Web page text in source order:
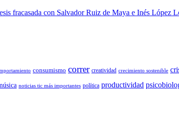
fracasada con Salvador Ruiz de Maya e Inés López
consumismo correr creatividad crecimiento sostenible
noticias tic más importantes política productividad